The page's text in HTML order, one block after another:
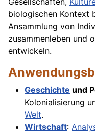
biologischen Kontext
Ansammlung von
zusammenleben und
entwickeln.
Geschichte und
Kolonialisierung
Welt.
Wirtschaft: